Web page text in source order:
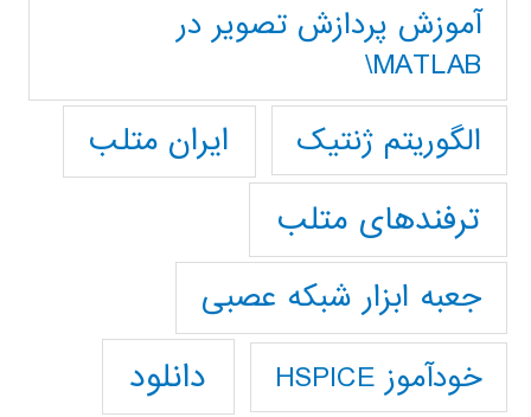
آموزش پردازش تصوير در
MATLAB\
الگوریتم ژنتیک
ایران متلب
ترفندهای متلب
جعبه ابزار شبکه عصبی
خودآموز HSPICE دانلود